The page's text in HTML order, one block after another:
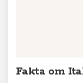
Fakta om